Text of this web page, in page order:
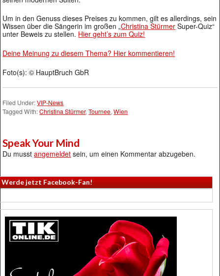
Um in den Genuss dieses Preises zu kommen, gilt es allerdings, sein
Wissen über die Sängerin im großen „Christina Stürmer Super-Quiz“
unter Beweis zu stellen. Hier geht’s zum Quiz!
Deine Meinung zu diesem Thema? Hier kommentieren!
Foto(s): © HauptBruch GbR
Filed Under:VIP-News
Tagged With:Christina Stürmer,Tournee,Wien
Speak Your Mind
Du musstangemeldet sein, um einen Kommentar abzugeben.
Werde jetzt Facebook-Fan!